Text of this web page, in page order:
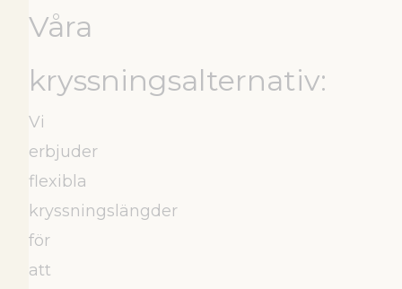
Våra
kryssningsalternativ:
Vi
erbjuder
flexibla
kryssningslängder
för
att